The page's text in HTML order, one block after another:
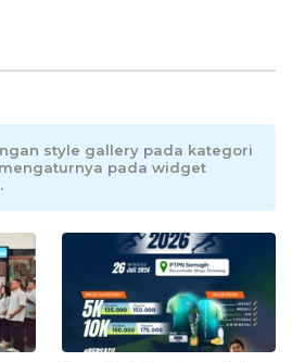
style gallery pada kategori
pada widget